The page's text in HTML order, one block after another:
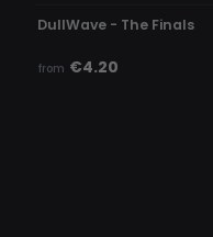
DullWave - The Finals
from €4.20